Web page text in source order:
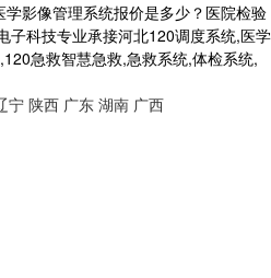
影像管理系统报价是多少？医院检验
子科技专业承接河北120调度系统,医学
急救智慧急救,急救系统,体检系统,
宁 陕西 广东 湖南 广西